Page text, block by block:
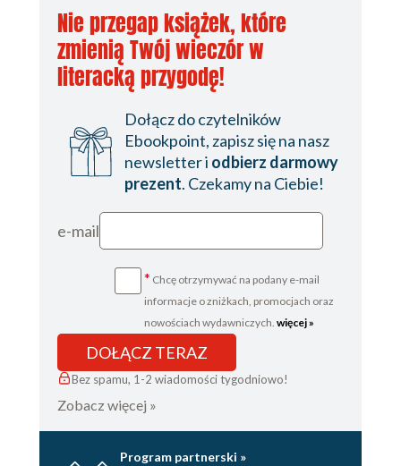
Nie przegap książek, które
zmienią Twój wieczór w
literacką przygodę!
Dołącz do czytelników
Ebookpoint, zapisz się na nasz
newsletter i odbierz darmowy
prezent. Czekamy na Ciebie!
e-mail
* Chcę otrzymywać na podany e-mail
informacje o zniżkach, promocjach oraz
nowościach wydawniczych. więcej »
DOŁĄCZ TERAZ
Bez spamu, 1-2 wiadomości tygodniowo!
Zobacz więcej »
Program partnerski »